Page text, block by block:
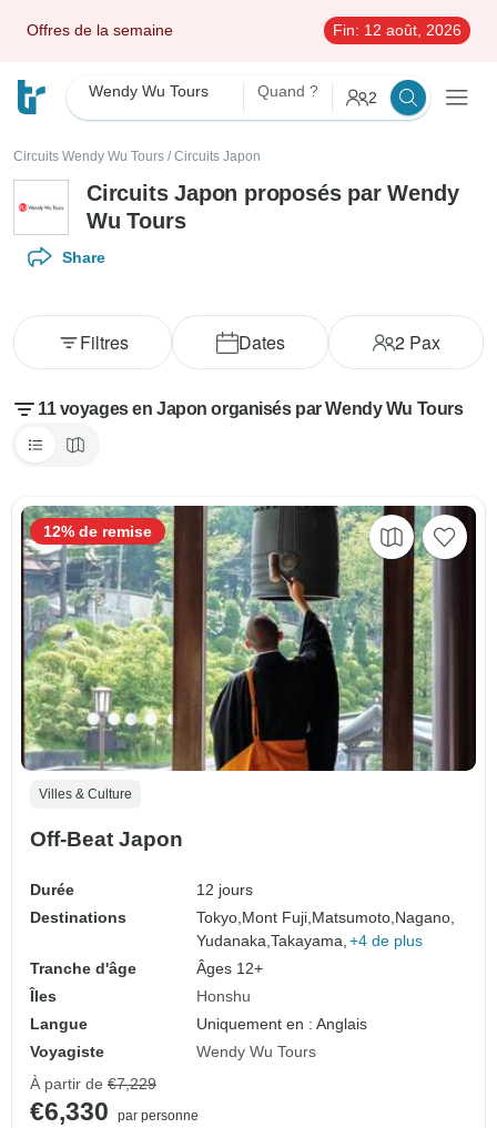
Offres de la semaine Fin: 12 août, 2026
Wendy Wu Tours Quand ? 2
Circuits Wendy Wu Tours / Circuits Japon
Circuits Japon proposés par Wendy
Wu Tours
Share
Dates 2Pax
Filtres
11 voyages en Japon organisés par Wendy Wu Tours
Villes & Culture
Off-Beat Japon
Durée
12 jours
Destinations
Tokyo, Mont Fuji, Matsumoto, Nagano,
Yudanaka,Takayama, +4 de plus
Tranche d'âge
Âges 12+
Îles
Honshu
Langue
Uniquement en : Anglais
Voyagiste
Wendy Wu Tours
12% de remise
À partir de €7,229
€6,330
par personne